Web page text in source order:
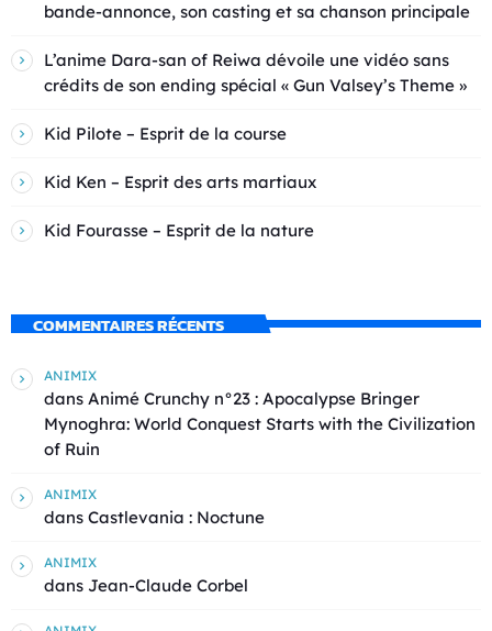
bande-annonce, son casting et sa chanson principale
L’anime Dara-san of Reiwa dévoile une vidéo sans
crédits de son ending spécial « Gun Valsey’s Theme »
Kid Pilote – Esprit de la course
Kid Ken – Esprit des arts martiaux
Kid Fourasse – Esprit de la nature
COMMENTAIRES RÉCENTS
ANIMIX
dans Animé Crunchy n°23 : Apocalypse Bringer
Mynoghra: World Conquest Starts with the Civilization
of Ruin
ANIMIX
dans Castlevania : Noctune
ANIMIX
dans Jean-Claude Corbel